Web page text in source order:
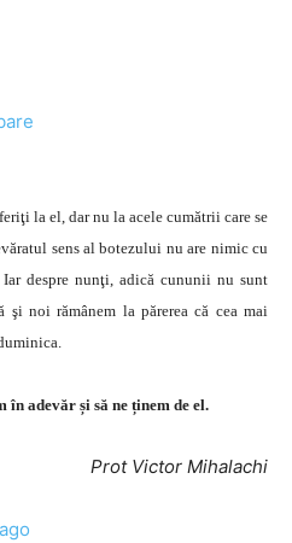
la el, dar nu la acele cumătrii care se
sens al botezului nu are nimic cu
despre nunţi, adică cununii nu sunt
şi noi rămânem la părerea că cea mai
în adevăr și să ne ținem de el.
Prot Victor Mihalachi